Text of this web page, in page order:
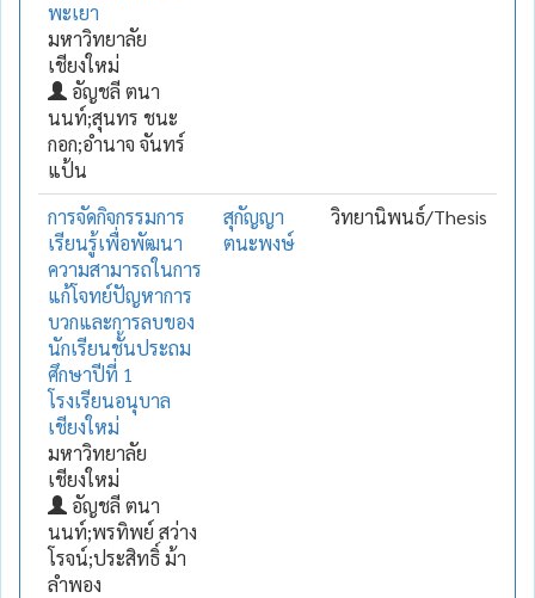
พะเยา
มหาวิทยาลัย
เชียงใหม่
อัญชลี ตนา
นนท์;สุนทร ชนะ
กอก;อำนาจ จันทร์
แป้น
การจัดกิจกรรมการ
เรียนรู้เพื่อพัฒนา
ความสามารถในการ
แก้โจทย์ปัญหาการ
บวกและการลบของ
นักเรียนชั้นประถม
ศึกษาปีที่ 1
โรงเรียนอนุบาล
เชียงใหม่
มหาวิทยาลัย
เชียงใหม่
อัญชลี ตนา
นนท์;พรทิพย์ สว่าง
โรจน์;ประสิทธิ์ ม้า
ลำพอง
สุกัญญา
ตนะพงษ์
วิทยานิพนธ์/Thesis